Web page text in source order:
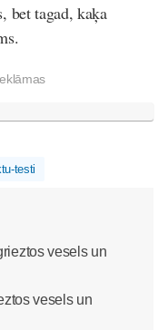
bet tagad, kaķa
testi
vesels un